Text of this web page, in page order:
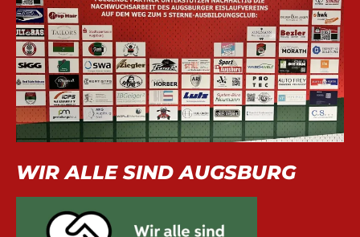
WIR ALLE SIND AUGSBURG